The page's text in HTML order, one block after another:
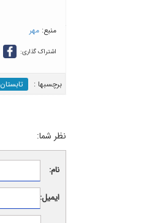
منبع: مهر
اشتراک گذاری:
برچسب‎ها : تابستان
نظر شما:
نام:
ایمیل: